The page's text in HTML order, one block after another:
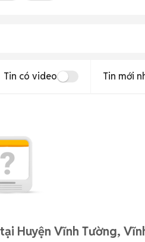
Tin có video Tin mới
Huyện Vĩnh Tường,